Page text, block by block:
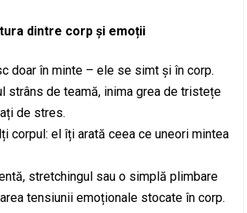
dintre corp și emoții
doar în minte – ele se simt și în corp.
strâns de teamă, inima grea de tristețe
de stres.
corpul: el îți arată ceea ce uneori mintea
stretchingul sau o simplă plimbare
tensiunii emoționale stocate în corp.